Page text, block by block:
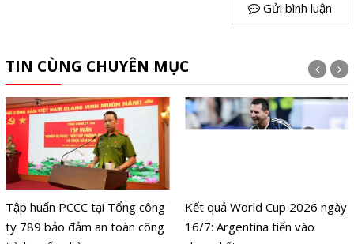
Gửi bình luận
TIN CÙNG CHUYÊN MỤC
Tập huấn PCCC tại Tổng công
ty 789 bảo đảm an toàn công
Kết quả World Cup 2026 ngày
16/7: Argentina tiến vào